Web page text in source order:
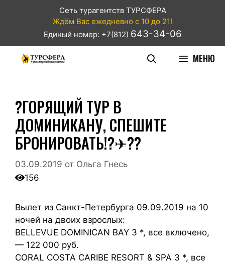
Сеть турагентств ТУРСФЕРА
Ждём Вас ежедневно с 10 до 21!
Единый номер: +7(812) 643-34-06
МЕНЮ
?ГОРЯЩИЙ ТУР В
ДОМИНИКАНУ, СПЕШИТЕ
БРОНИРОВАТЬ!?✈??
03.09.2019 от Ольга Гнесь
156
Вылет из Санкт-Петербурга 09.09.2019 на 10
ночей на двоих взрослых:
BELLEVUE DOMINICAN BAY 3 *, все включено,
— 122 000 руб.
CORAL COSTA CARIBE RESORT & SPA 3 *, все